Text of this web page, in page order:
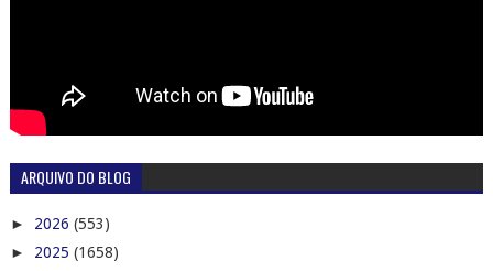
ARQUIVO DO BLOG
► 2026 (553)
► 2025 (1658)